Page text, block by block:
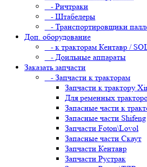
- Ричтраки
- Штабелеры
- Транспортировщики
Доп. оборудование
- к тракторам Кентавр /
- Доильные аппараты
Заказать запчасти
- Запчасти к тракторам
Запчасти к трактору
Для ременных
Запасные части к
Запасные части Shifeng
Запчасти Foton\Lovol
Запасные части Скаут
Запчасти Кентавр
Запчасти Рустрак